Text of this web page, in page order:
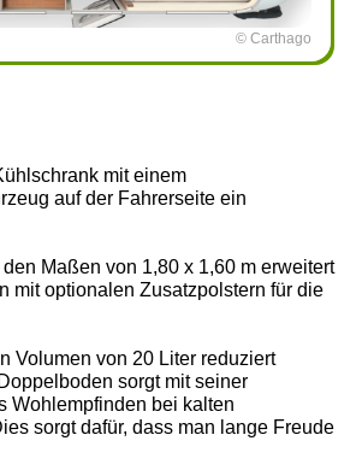
© Carthago
mit einem
auf der Fahrerseite ein
Maßen von 1,80 x 1,60 m erweitert
mit optionalen Zusatzpolstern für die
Volumen von 20 Liter reduziert
sorgt mit seiner
Wohlempfinden bei kalten
sorgt dafür, dass man lange Freude